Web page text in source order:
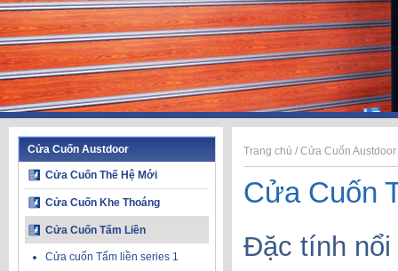
Cửa Cuốn Austdoor
Cửa Cuốn Thế Hệ Mới
Cửa Cuốn Khe Thoáng
Cửa Cuốn Tấm Liền
Cửa cuốn Tấm liền series 1
Trang chủ / Cửa Cuốn Austdoor
Cửa Cuốn
Đặc tính nổi